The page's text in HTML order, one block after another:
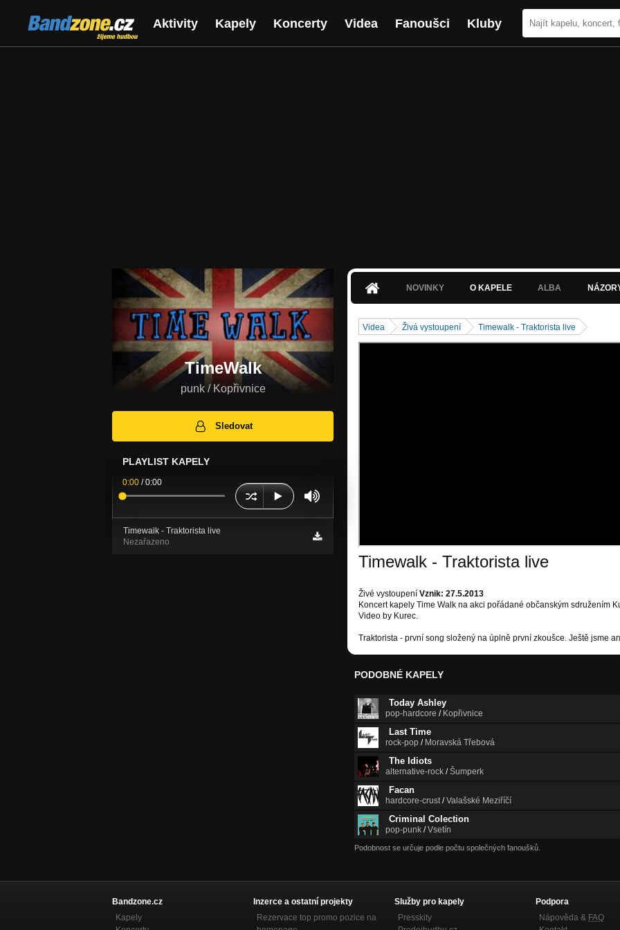
Bandzone.cz
žijeme hudbou
Aktivity Kapely Koncerty Videa Fanoušci Kluby
TimeWalk
punk / Kopřivnice
Sledovat
PLAYLIST KAPELY
0:00 /0:00
Timewalk - Traktorista live
Nezařazeno
NOVINKY O KAPELE ALBA
Videa Živá vystoupení Timewalk - Traktorista live
Timewalk - Traktorista live
Živé vystoupení Vznik: 27.5.2013
Koncert kapely Time Walk na akci pořádané občanským sdružením
Video by Kurec.
Traktorista - první song složený na úplně první zkoušce. Ještě jsme
PODOBNÉ KAPELY
Today Ashley
pop-hardcore / Kopřivnice
Last Time
rock-pop / Moravská Třebová
The Idiots
alternative-rock /Šumperk
Facan
hardcore-crust/Valašské Meziříčí
Criminal Colection
pop-punk /Vsetín
Podobnost se určuje podle počtu společných fanoušků.
Bandzone.cz
Kapely
Inzerce a ostatní projekty
Rezervace top promo pozice na
Služby pro kapely
Presskity
Podpora
Nápověda & FAQ